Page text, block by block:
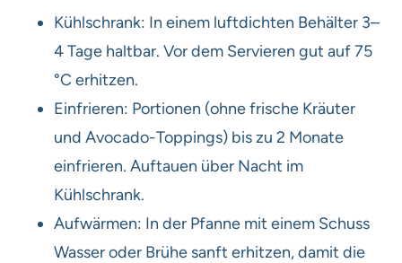
Kühlschrank: In einem luftdichten Behälter 3–
4 Tage haltbar. Vor dem Servieren gut auf 75
°C erhitzen.
Einfrieren: Portionen (ohne frische Kräuter
und Avocado-Toppings) bis zu 2 Monate
einfrieren. Auftauen über Nacht im
Kühlschrank.
Aufwärmen: In der Pfanne mit einem Schuss
Wasser oder Brühe sanft erhitzen, damit die